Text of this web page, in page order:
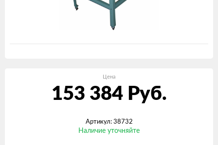
Цена
153 384 Руб.
Артикул: 38732
Наличие уточняйте